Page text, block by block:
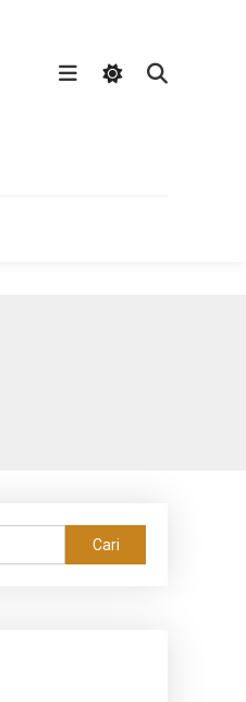
Cari
untuk: